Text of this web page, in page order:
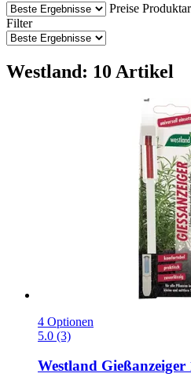
Preise
Filter
Westland: 10 Artikel
4 Optionen
5.0 (3)
Westland Gießanzeiger